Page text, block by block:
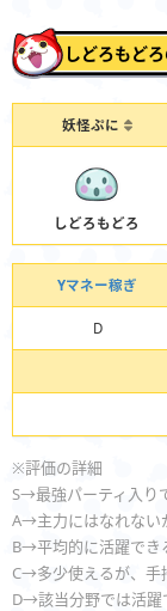
しどろもど
妖怪ぷに
しどろもどろ
Yマネー稼ぎ
D
※評価の詳細
S→最強パーティ入り
A→主力にはなれない
B→平均的に活躍でき
C→多少使えるが、手
D→該当分野では活躍